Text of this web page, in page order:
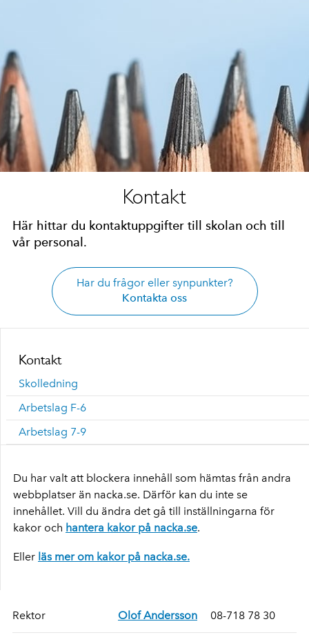
Kontakt
Här hittar du kontaktuppgifter till skolan och till
vår personal.
Har du frågor eller synpunkter?
Kontakta oss
Kontakt
Skolledning
Arbetslag F-6
Arbetslag 7-9
Du har valt att blockera innehåll som hämtas från andra
webbplatser än nacka.se. Därför kan du inte se
innehållet. Vill du ändra det gå till inställningarna för
kakor och hantera kakor på nacka.se.
Eller läs mer om kakor på nacka.se.
Rektor Olof Andersson 08-718 78 30